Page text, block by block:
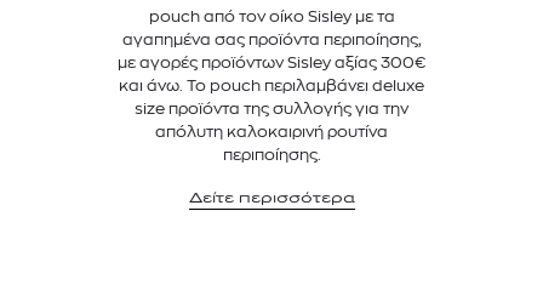
pouch από τον οίκο Sisley με τα
αγαπημένα σας προϊόντα περιποίησης,
με αγορές προϊόντων Sisley αξίας 300€
και άνω. Το pouch περιλαμβάνει deluxe
size προϊόντα της συλλογής για την
απόλυτη καλοκαιρινή ρουτίνα
περιποίησης.
Δείτε περισσότερα